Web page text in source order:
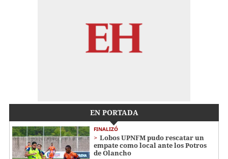
EN PORTADA
FINALIZÓ
Lobos UPNFM pudo rescatar un
empate como local ante los Potros
de Olancho